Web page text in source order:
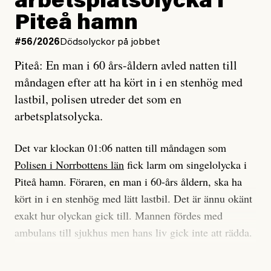
tidning?
Vad är bra journalistik?
Ett försök till korta svar som jag hoppas kan förtydliga
för Kuhn och Sassarinis-McGowan och andra hur jag
som chefredaktör ser på Dagens ETC:s uppdrag och
roll.
Vi skriver för våra läsare som vill bli informerade,
överraskade, bekräftade, utmanade – och som kräver
att vi granskar allt och alla.
Vi är som sagt en röd, grön och oberoende tidning.
Det betyder en annan journalistik än vad du hittar i
enligt uråldrig metod
och lade min sista ungdom
på att laga en gammal bod.
Jag sökte ljuset och meningen,
efter det som var rent, rätt och sant,
och aldrig såg jag det klarare än
när jag ombord på bussen hjälpte en tant.
#23/2026Intervjun
Jesper Lundby: ”Livet i sig
är ganska politiskt”
Piteå hamn
#56/2026 Dödsolyckor på jobbet
Piteå: En man i 60 års-åldern avled natten till
måndagen efter att ha kört in i en stenhög med
lastbil, polisen utreder det som en
arbetsplatsolycka.
Det var klockan 01:06 natten till måndagen som
Polisen i Norrbottens län fick larm om singelolycka i
Piteå hamn. Föraren, en man i 60-års åldern, ska ha
kört in i en stenhög med lätt lastbil. Det är ännu okänt
exakt hur olyckan gick till. Mannen fördes med
ambulans till sjukhus men hans liv gick inte att rädda.